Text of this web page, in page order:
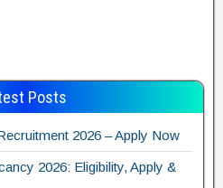
Posts
2026 – Apply Now
2026: Eligibility, Apply &